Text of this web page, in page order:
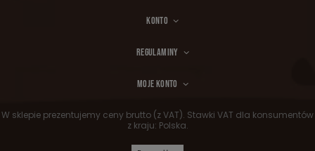
KONTO
REGULAMINY
MOJE KONTO
W sklepie prezentujemy ceny brutto (z VAT). Stawki VAT dla konsumentów
z kraju: Polska.